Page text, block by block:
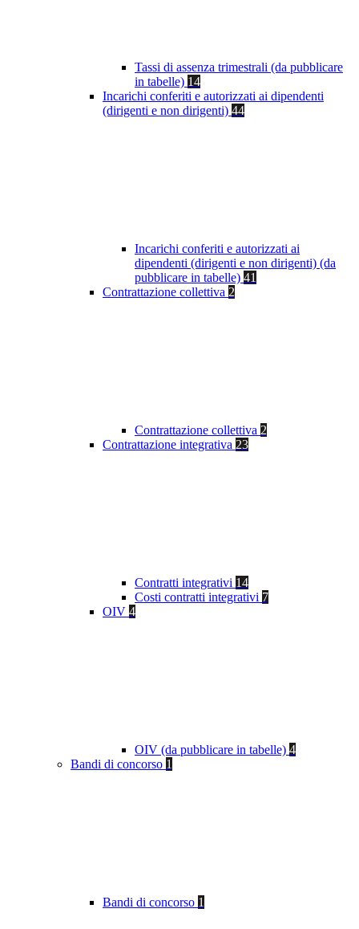
Tassi di assenza trimestrali (da pubblicare
in tabelle) 14
Incarichi conferiti e autorizzati ai dipendenti
(dirigenti e non dirigenti) 44
Incarichi conferiti e autorizzati ai
dipendenti (dirigenti e non dirigenti) (da
pubblicare in tabelle) 41
Contrattazione collettiva 2
Contrattazione collettiva 2
Contrattazione integrativa 23
Contratti integrativi 14
Costi contratti integrativi 7
OIV 4
OIV (da pubblicare in tabelle) 4
Bandi di concorso 1
Bandi di concorso 1